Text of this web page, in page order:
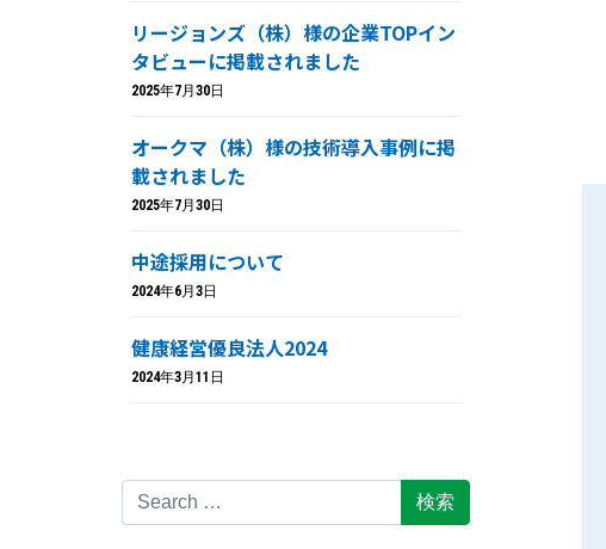
リージョンズ（株）様の企業TOPイン
タビューに掲載されました
2025年7月30日
オークマ（株）様の技術導入事例に掲
載されました
2025年7月30日
中途採用について
2024年6月3日
健康経営優良法人2024
2024年3月11日
Search for: